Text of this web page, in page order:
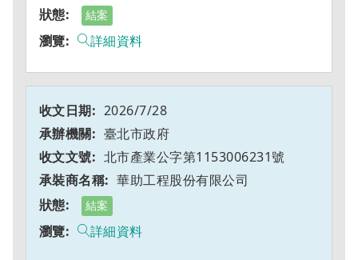
結案
詳細資料
2026/7/28
臺北市政府
北市產業公字第1153006231號
華助工程股份有限公司
結案
詳細資料